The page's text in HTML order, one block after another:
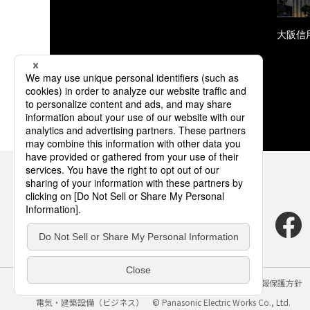
大阪信
サイトのご利用にあたって クッキーポリシー
個人情報保護方針
電気・建築設備（ビジネス）
© Panasonic Electric Works Co., Ltd.